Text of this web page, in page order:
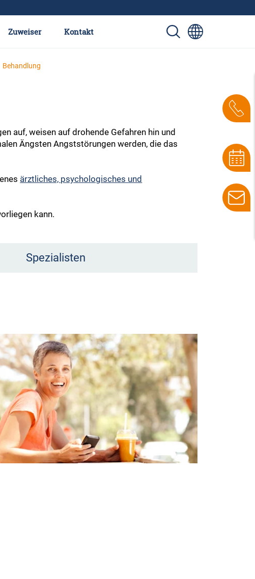
Zuweiser Kontakt
Behandlung
auf, weisen auf drohende Gefahren hin und
Ängsten Angststörungen werden, die das
ärztliches, psychologisches und
kann.
Spezialisten